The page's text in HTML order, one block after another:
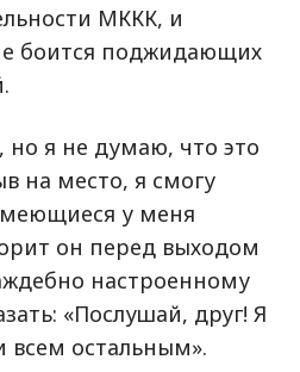
МККК, и
боится поджидающих
но я не думаю, что это
на место, я смогу
у меня
он перед выходом
настроенному
«Послушай, друг! Я
всем остальным».